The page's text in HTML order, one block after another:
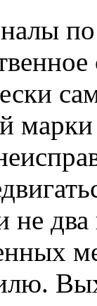
два